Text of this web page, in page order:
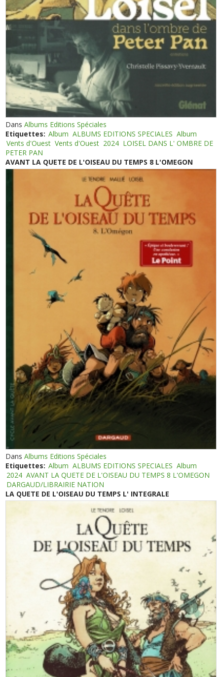
DansAlbums Editions Spéciales
Etiquettes: Album ALBUMS EDITIONS SPECIALES Album
Vents d'Ouest Vents d'Ouest 2024 LOISEL DANS L' OMBRE DE
PETER PAN
AVANT LA QUETE DE L'OISEAU DU TEMPS 8 L'OMEGON
DansAlbums Editions Spéciales
Etiquettes: Album ALBUMS EDITIONS SPECIALES Album
2024 AVANT LA QUETE DE L'OISEAU DU TEMPS 8 L'OMEGON
DARGAUD/LIBRAIRIE NATION
LA QUETE DE L'OISEAU DU TEMPS L' INTEGRALE